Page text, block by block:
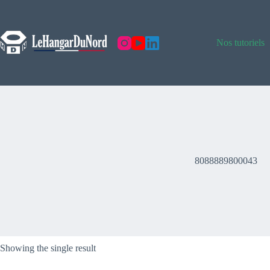
Nos tutoriels
8088889800043
Showing the single result